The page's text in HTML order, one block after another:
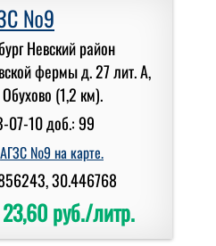
№9
Невский район
фермы д. 27 лит. А,
(1,2 км).
07-10 доб.: 99
АГЗС №9 на карте.
30.446768
23,60 руб./литр.